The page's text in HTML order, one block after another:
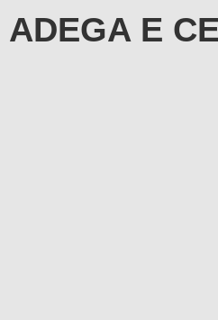
ADEGA E